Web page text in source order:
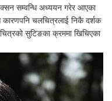
सम्वन्धि अध्ययन गरेर आएका
कारणपनि चलचित्रलाई निकै दर्शक
सुटिङका क्रममा खिचिएका